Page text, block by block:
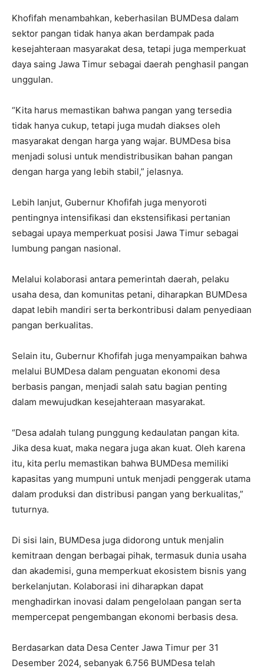
Khofifah menambahkan, keberhasilan BUMDesa dalam
sektor pangan tidak hanya akan berdampak pada
kesejahteraan masyarakat desa, tetapi juga memperkuat
daya saing Jawa Timur sebagai daerah penghasil pangan
unggulan.
“Kita harus memastikan bahwa pangan yang tersedia
tidak hanya cukup, tetapi juga mudah diakses oleh
masyarakat dengan harga yang wajar. BUMDesa bisa
menjadi solusi untuk mendistribusikan bahan pangan
dengan harga yang lebih stabil,” jelasnya.
Lebih lanjut, Gubernur Khofifah juga menyoroti
pentingnya intensifikasi dan ekstensifikasi pertanian
sebagai upaya memperkuat posisi Jawa Timur sebagai
lumbung pangan nasional.
Melalui kolaborasi antara pemerintah daerah, pelaku
usaha desa, dan komunitas petani, diharapkan BUMDesa
dapat lebih mandiri serta berkontribusi dalam penyediaan
pangan berkualitas.
Selain itu, Gubernur Khofifah juga menyampaikan bahwa
melalui BUMDesa dalam penguatan ekonomi desa
berbasis pangan, menjadi salah satu bagian penting
dalam mewujudkan kesejahteraan masyarakat.
“Desa adalah tulang punggung kedaulatan pangan kita.
Jika desa kuat, maka negara juga akan kuat. Oleh karena
itu, kita perlu memastikan bahwa BUMDesa memiliki
kapasitas yang mumpuni untuk menjadi penggerak utama
dalam produksi dan distribusi pangan yang berkualitas,”
tuturnya.
Di sisi lain, BUMDesa juga didorong untuk menjalin
kemitraan dengan berbagai pihak, termasuk dunia usaha
dan akademisi, guna memperkuat ekosistem bisnis yang
berkelanjutan. Kolaborasi ini diharapkan dapat
menghadirkan inovasi dalam pengelolaan pangan serta
mempercepat pengembangan ekonomi berbasis desa.
Berdasarkan data Desa Center Jawa Timur per 31
Desember 2024, sebanyak 6.756 BUMDesa telah